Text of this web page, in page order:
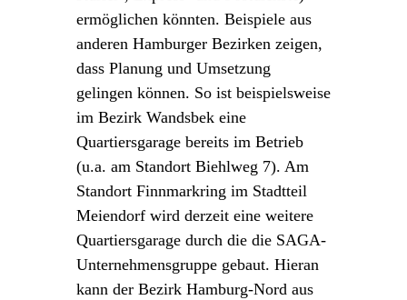
ermöglichen könnten. Beispiele aus
anderen Hamburger Bezirken zeigen,
dass Planung und Umsetzung
gelingen können. So ist beispielsweise
im Bezirk Wandsbek eine
Quartiersgarage bereits im Betrieb
(u.a. am Standort Biehlweg 7). Am
Standort Finnmarkring im Stadtteil
Meiendorf wird derzeit eine weitere
Quartiersgarage durch die die SAGA-
Unternehmensgruppe gebaut. Hieran
kann der Bezirk Hamburg-Nord aus